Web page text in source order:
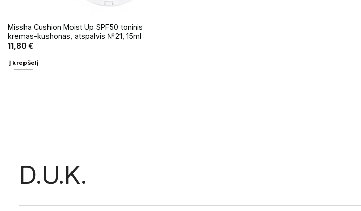
Missha Cushion Moist Up SPF50 toninis
kremas-kushonas, atspalvis №21, 15ml
11,80€
Į krepšelį
D.U.K.